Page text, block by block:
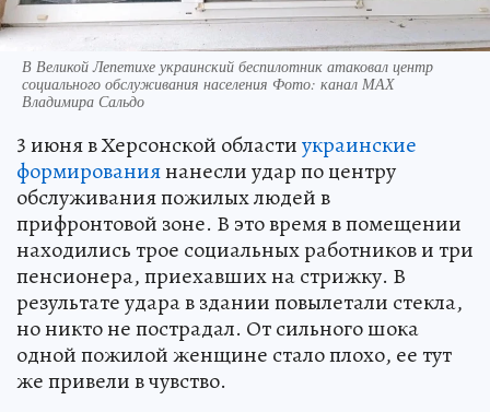
В Великой Лепетихе украинский беспилотник атаковал центр
социального обслуживания населения Фото: канал МАХ
Владимира Сальдо
3 июня в Херсонской областиукраинские
формированиянанесли удар по центру
обслуживания пожилых людей в
прифронтовой зоне. В это время в помещении
находились трое социальных работников и три
пенсионера, приехавших на стрижку. В
результате удара в здании повылетали стекла,
но никто не пострадал. От сильного шока
одной пожилой женщине стало плохо, ее тут
же привели в чувство.